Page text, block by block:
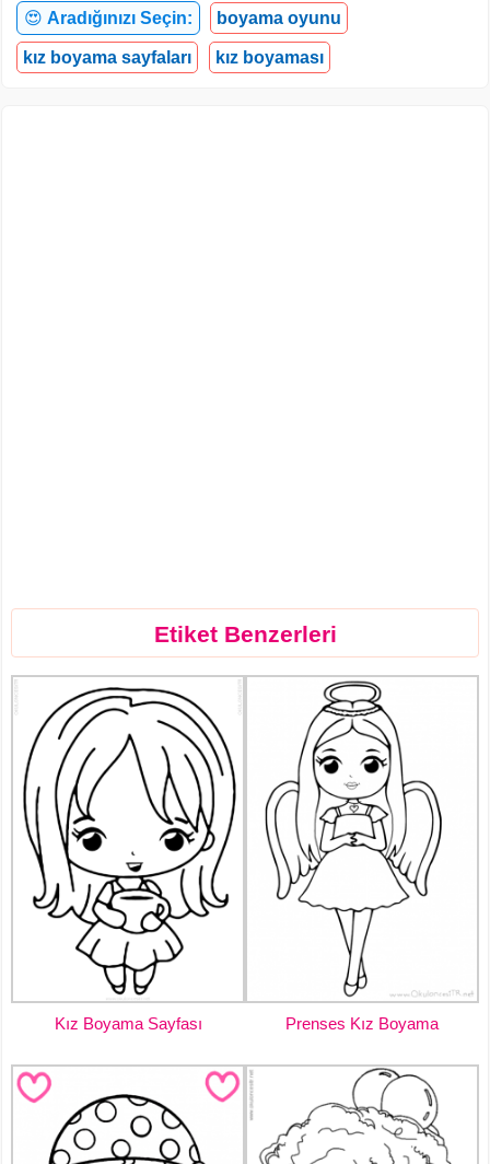
😍 Aradığınızı Seçin: boyama oyunu
kız boyama sayfaları kız boyaması
Etiket Benzerleri
Kız Boyama Sayfası Prenses Kız Boyama